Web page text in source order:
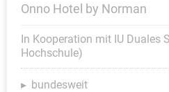
Onno Hotel by Norman
In Kooperation mit IU Duales
Hochschule)
bundesweit